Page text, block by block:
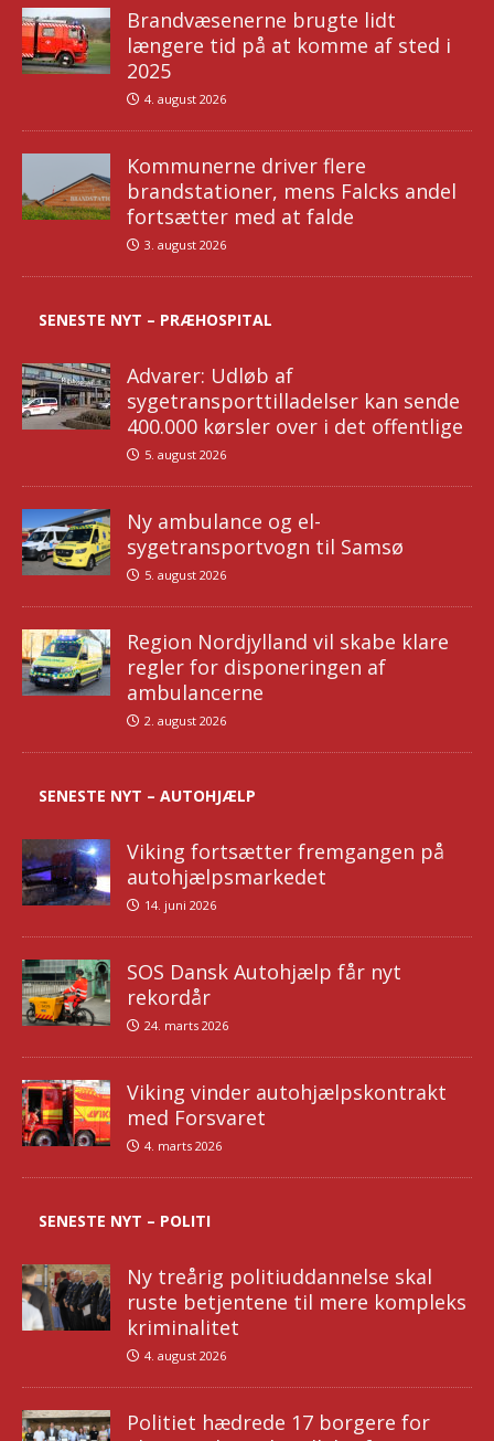
Brandvæsenerne brugte lidt
længere tid på at komme af sted i
2025
4. august 2026
Kommunerne driver flere
brandstationer, mens Falcks andel
fortsætter med at falde
3. august 2026
SENESTE NYT – PRÆHOSPITAL
Advarer: Udløb af
sygetransporttilladelser kan sende
400.000 kørsler over i det offentlige
5. august 2026
Ny ambulance og el-
sygetransportvogn til Samsø
5. august 2026
Region Nordjylland vil skabe klare
regler for disponeringen af
ambulancerne
2. august 2026
SENESTE NYT – AUTOHJÆLP
Viking fortsætter fremgangen på
autohjælpsmarkedet
14. juni 2026
SOS Dansk Autohjælp får nyt
rekordår
24. marts 2026
Viking vinder autohjælpskontrakt
med Forsvaret
4. marts 2026
SENESTE NYT – POLITI
Ny treårig politiuddannelse skal
ruste betjentene til mere kompleks
kriminalitet
4. august 2026
Politiet hædrede 17 borgere for